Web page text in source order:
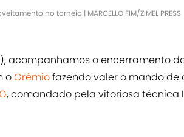
no torneio | MARCELLO FIM/ZIMEL PRESS
acompanhamos o encerramento
oGrêmiofazendo valer o mando de
, comandado pela vitoriosa técnica